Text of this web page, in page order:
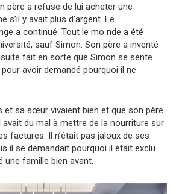
père a refuse de lui acheter une
s’il y avait plus d’argent. Le
a continué. Tout le mo nde a été
sauf Simon. Son père a inventé
fait en sorte que Simon se sente.
avoir demandé pourquoi il ne
et sa sœur vivaient bien et que son père
avait du mal à mettre de la nourriture sur
factures. Il n’était pas jaloux de ses
il se demandait pourquoi il était exclu
une famille bien avant.